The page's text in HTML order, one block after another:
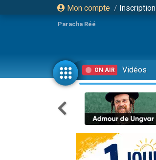
Mon compte / Inscription
Paracha Réé
ON AIR Vidéos